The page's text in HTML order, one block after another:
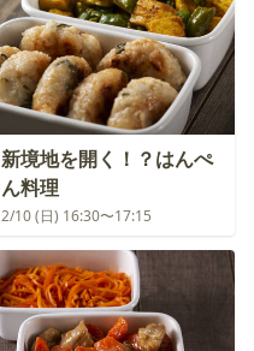
新境地を開く！？はんぺ
ん料理
2/10 (日) 16:30〜17:15